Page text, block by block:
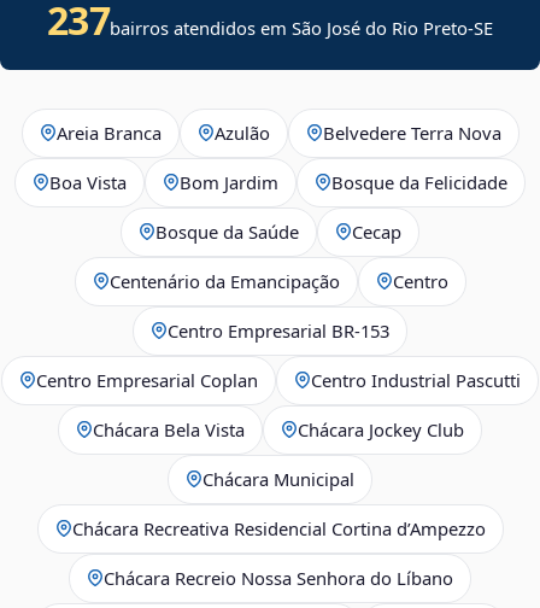
237bairros atendidos emSão José do Rio Preto-SE
Areia Branca Azulão Belvedere Terra Nova
Boa Vista Bom Jardim Bosque da Felicidade
Bosque da Saúde Cecap
Centenário da Emancipação Centro
Centro Empresarial BR-153
Centro Empresarial Coplan Centro Industrial Pascutti
Chácara Bela Vista Chácara Jockey Club
Chácara Municipal
Chácara Recreativa Residencial Cortina d’Ampezzo
Chácara Recreio Nossa Senhora do Líbano